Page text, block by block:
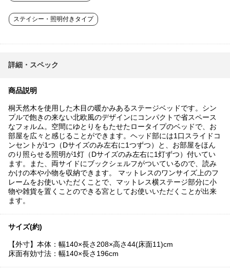
ステイシー・照明付きタイプ
詳細・スペック
商品説明
桐天然木を使用した木目の暖かみあるステージベッドです。シン
プルで飽きの来ない北欧風のデザインにコンパクトで省スペース
なフォルム。空間にゆとりをもたせたロータイプのベッドで、お
部屋を広々と感じることができます。ヘッド部には1口スライドコ
ンセントが1つ（Dサイズのみ左右に1つずつ）と、お部屋をほん
のり照らせる照明が1灯（Dサイズのみ左右に1灯ずつ）付いてい
ます。また、両サイドにブックシェルフがついているので、読み
かけの本や小物を収納できます。 マットレスのワンサイズ上のフ
レームをお使いいただくことで、マットレス横ステージ部分に小
物や雑貨を置くことのできる宮としてお使いいただくことが出来
ます。
サイズ(約)
【外寸】本体：幅140×長さ208×高さ44(床面11)cm
床面有効寸法：幅140×長さ196cm